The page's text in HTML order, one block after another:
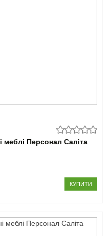
меблі Персонал Саліта
КУПИТИ